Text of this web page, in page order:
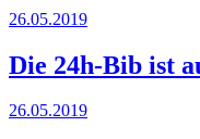
26.05.2019
Die 24h-Bib ist
26.05.2019